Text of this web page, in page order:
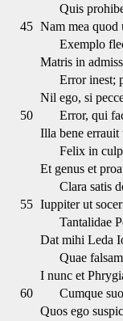
Quis prohibet
45 Nam mea quod
Exemplo
Matris in
Error inest;
Nil ego, si
50
Error, qui
Illa bene errauit
Felix in
Et genus et
Clara satis
55 Iuppiter ut
Tantalidae
Dat mihi Leda
Quae falsam
I nunc et
60
Cumque suo
Quos ego